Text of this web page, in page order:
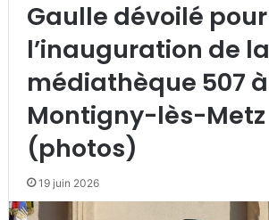
Gaulle dévoilé pour
l’inauguration de la
médiathèque 507 à
Montigny-lès-Metz
(photos)
19 juin 2026